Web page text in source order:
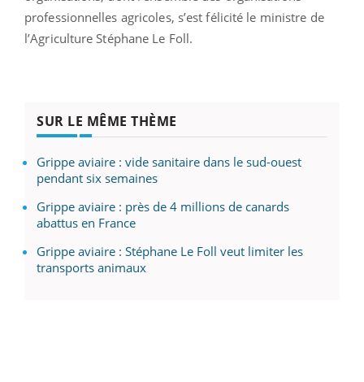
professionnelles agricoles, s’est félicité le ministre de
l’Agriculture Stéphane Le Foll.
SUR LE MÊME THÈME
Grippe aviaire : vide sanitaire dans le sud-ouest
pendant six semaines
Grippe aviaire : près de 4 millions de canards
abattus en France
Grippe aviaire : Stéphane Le Foll veut limiter les
transports animaux